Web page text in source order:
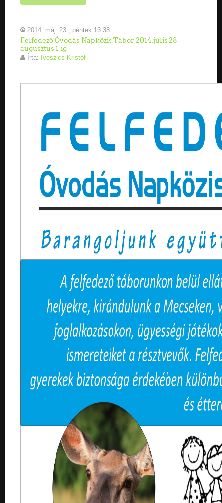
2014. máj. 23., péntek 13:38
Felfedező Óvodás Napközis Tábor 2014.júlis 28 -
augusztus 1-ig
Írta: Iveszics Kristóf